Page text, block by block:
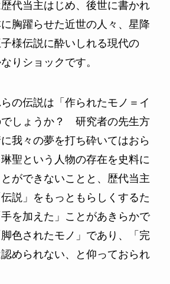
代当主はじめ、後世に書かれ
胸躍らせた近世の人々、星降
様伝説に酔いしれる現代の
りショックです。
の伝説は「作られたモノ＝イ
でしょうか？ 研究者の先生方
我々の夢を打ち砕いてはおら
聖という人物の存在を史料に
ができないことと、歴代当主
説」をもっともらしくするた
を加えた」ことがあきらかで
色されたモノ」であり、「完
められない、と仰っておられ